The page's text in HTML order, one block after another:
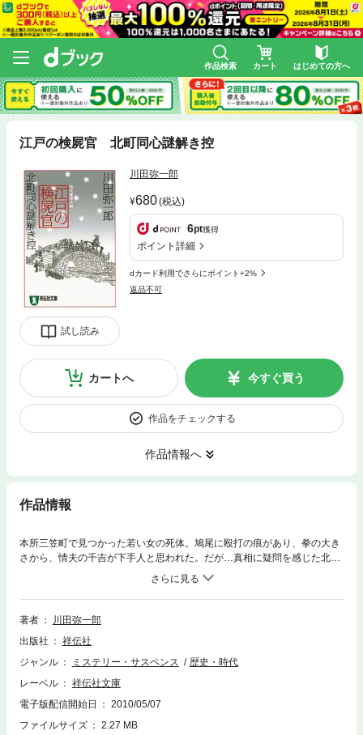
作品検索 カート はじめての方へ
江戸の検屍官 北町同心謎解き控
試し読み
川田弥一郎
680(税込)
6pt獲得
ポイント詳細
dカード利用でさらにポイント+2%
返品不可
カートへ 今すぐ買う
作品をチェックする
作品情報へ
作品情報
本所三笠町で見つかった若い女の死体。鳩尾に殴打の痕があり、拳の大き
さから、情夫の千吉が下手人と思われた。だが…真相に疑問を感じた北町
奉行同心・北沢彦太郎は、意外な事実を掴む。江戸の検屍官が医者の玄
海、絵師お月とともに“死体が語る”謎を解く、時代医学推理の傑作！
著者
川田弥一郎
出版社
祥伝社
ジャンル
ミステリー・サスペンス
歴史・時代
レーベル
祥伝社文庫
電子版配信開始日
2010/05/07
ファイルサイズ
2.27 MB